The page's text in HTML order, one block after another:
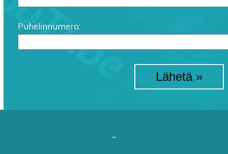
Puhelinnumero:
~